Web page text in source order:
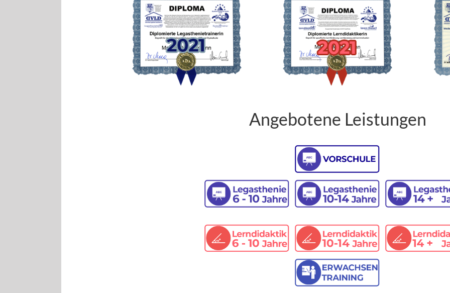
Angebotene Leistungen